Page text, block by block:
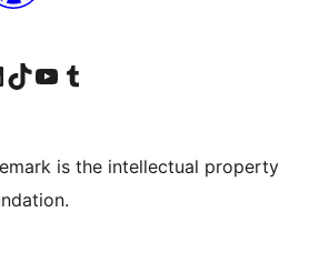
Facebook
conta de Instagram
nosa conta de LinkedIn
Visita a nosa conta de TikTok
Visita a nosa canle de YouTube
Visita a nosa conta de Tumblr
is the intellectual property